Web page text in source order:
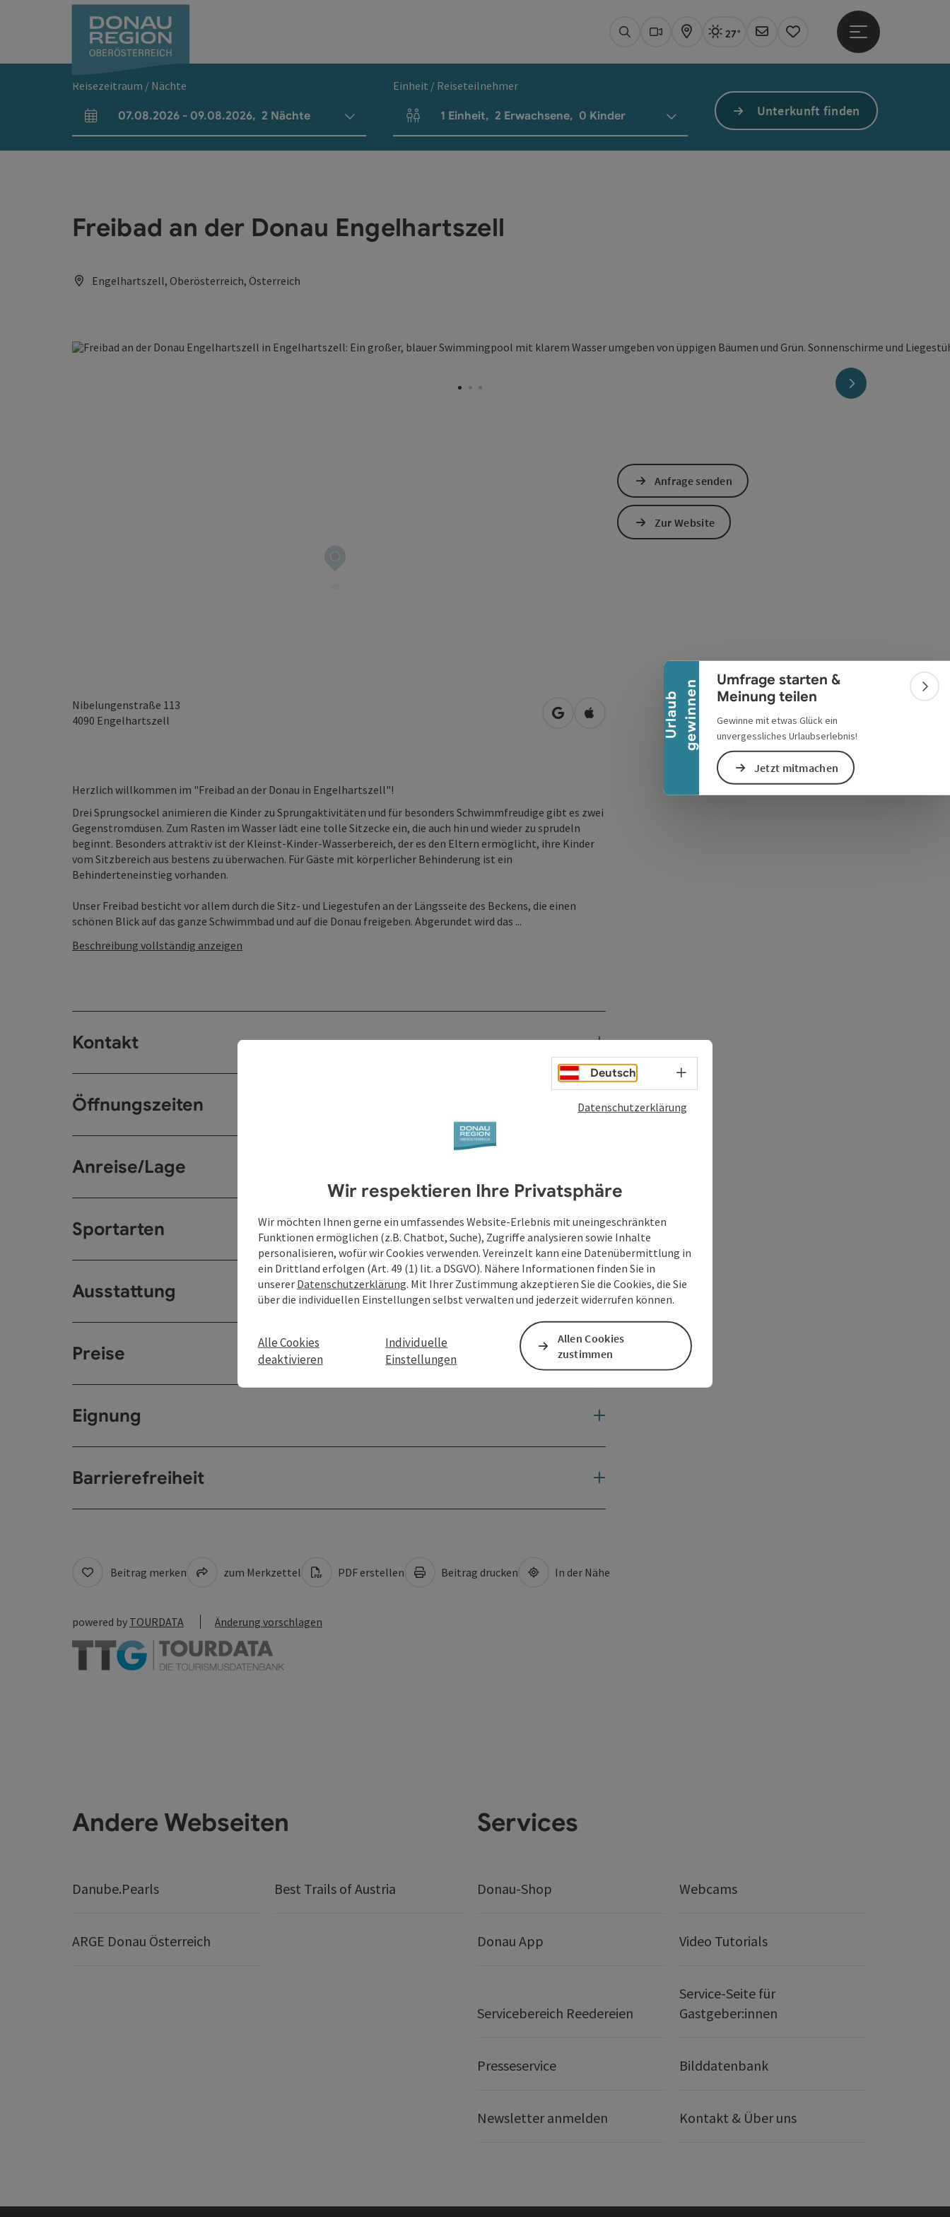
U
r
l
a
u
b
g
e
w
i
n
n
en
Banner einklappen
Umfrage starten &
Meinung teilen
Gewinne mit etwas Glück ein
unvergessliches Urlaubserlebnis!
Jetzt mitmachen
SuchenWebcams
KarteAktuelles Wetter Linz, sonnig
27°
Newsletter
Merkzettel
Hauptmenü öffnen
Reisezeitraum / Nächte
An- und Abreisefelder
07.08.2026 - 09.08.2026, 2 Nächte
Einheit / Reiseteilnehmer
Einheitenanzahl und Personenfelder
1 Einheit, 2 Erwachsene, 0 Kinder Unterkunft finden
Freibad an der Donau Engelhartszell
Engelhartszell, Oberösterreich, Österreich
nächstes Element
Nibelungenstraße 113
4090 Engelhartszell in Google Maps öffnen
in Apple Maps öffnen
Herzlich willkommen im "Freibad an der Donau in Engelhartszell"!
Drei Sprungsockel animieren die Kinder zu Sprungaktivitäten und für besonders Schwimmfreudige gibt es zwei
Gegenstromdüsen. Zum Rasten im Wasser lädt eine tolle Sitzecke ein, die auch hin und wieder zu sprudeln
beginnt. Besonders attraktiv ist der Kleinst-Kinder-Wasserbereich, der es den Eltern ermöglicht, ihre Kinder
vom Sitzbereich aus bestens zu überwachen. Für Gäste mit körperlicher Behinderung ist ein
Behinderteneinstieg vorhanden.
Unser Freibad besticht vor allem durch die Sitz- und Liegestufen an der Längsseite des Beckens, die einen
schönen Blick auf das ganze Schwimmbad und auf die Donau freigeben. Abgerundet wird das ...
Beschreibung vollständig anzeigen
Kontakt
Öffnungszeiten
Anreise/Lage
Sportarten
Ausstattung
Preise
Eignung
Barrierefreiheit
Anfrage senden
Zur Website
Beitrag merken zum Merkzettel PDF erstellen Beitrag drucken In der Nähe
powered by TOURDATA Änderung vorschlagen
Andere Webseiten
Danube.Pearls Best Trails of Austria
ARGE Donau Österreich
Services
Donau-Shop Webcams
Donau App Video Tutorials
Servicebereich Reedereien
Service-Seite für
Gastgeber:innen
Presseservice Bilddatenbank
Newsletter anmelden Kontakt & Über uns
Deutsch Sprachwahl - Menü öffnen
Datenschutzerklärung
Wir respektieren Ihre Privatsphäre
Wir möchten Ihnen gerne ein umfassendes Website-Erlebnis mit uneingeschränkten
Funktionen ermöglichen (z.B. Chatbot, Suche), Zugriffe analysieren sowie Inhalte
personalisieren, wofür wir Cookies verwenden. Vereinzelt kann eine Datenübermittlung in
ein Drittland erfolgen (Art. 49 (1) lit. a DSGVO). Nähere Informationen finden Sie in
unserer Datenschutzerklärung. Mit Ihrer Zustimmung akzeptieren Sie die Cookies, die Sie
über die individuellen Einstellungen selbst verwalten und jederzeit widerrufen können.
Alle Cookies
deaktivieren
Individuelle
Einstellungen
Allen Cookies
zustimmen